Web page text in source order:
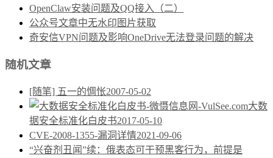
OpenClaw安装问题及QQ接入（二）
公众号文章中无水印图片获取
奇安信VPN问题及影响OneDrive无法登录问题的解决
随机文章
[随笔] 五一的惆怅2007-05-02
大数
据安全标准化白皮书2017-05-10
CVE-2008-1355-漏洞详情2021-09-06
“兴奋剂丑闻”续：俄表态可干预黑客行为，前提是